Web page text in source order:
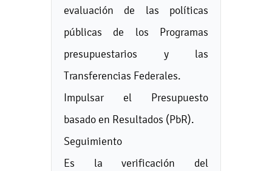
evaluación de las políticas
públicas de los Programas
presupuestarios y las
Transferencias Federales.
Impulsar el Presupuesto
basado en Resultados (PbR).
Seguimiento
Es la verificación del